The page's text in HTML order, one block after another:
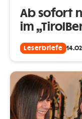
Ab sofort
im
Leserbriefe